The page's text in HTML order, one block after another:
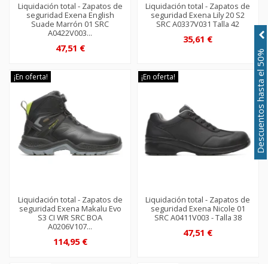
Liquidación total - Zapatos de
seguridad Exena English
Suade Marrón 01 SRC
A0422V003...
47,51 €
Liquidación total - Zapatos de
seguridad Exena Lily 20 S2
SRC A0337V031 Talla 42
35,61 €
¡En oferta!
Liquidación total - Zapatos de
seguridad Exena Makalu Evo
S3 CI WR SRC BOA
A0206V107...
114,95 €
¡En oferta!
Liquidación total - Zapatos de
seguridad Exena Nicole 01
SRC A0411V003 - Talla 38
47,51 €
Descuentos hasta el 50%